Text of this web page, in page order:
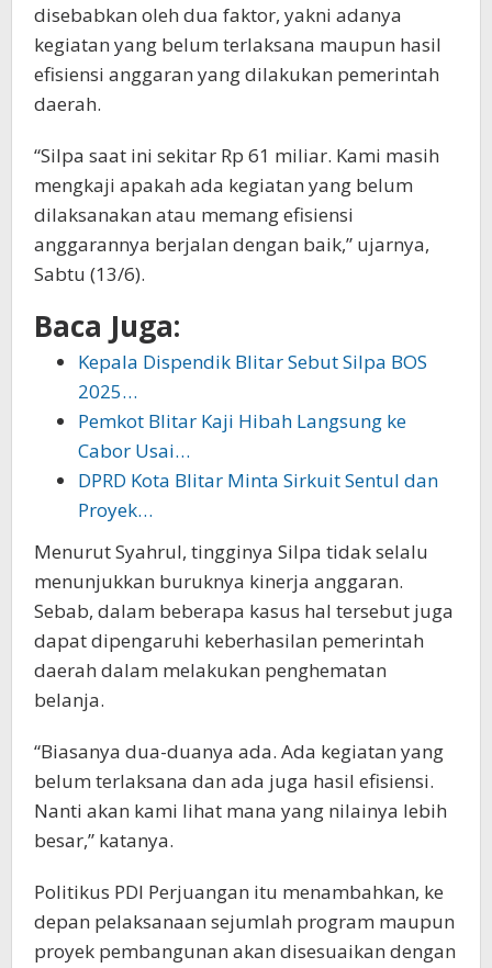
disebabkan oleh dua faktor, yakni adanya
kegiatan yang belum terlaksana maupun hasil
efisiensi anggaran yang dilakukan pemerintah
daerah.
“Silpa saat ini sekitar Rp 61 miliar. Kami masih
mengkaji apakah ada kegiatan yang belum
dilaksanakan atau memang efisiensi
anggarannya berjalan dengan baik,” ujarnya,
Sabtu (13/6).
Baca Juga:
Kepala Dispendik Blitar Sebut Silpa BOS
2025…
Pemkot Blitar Kaji Hibah Langsung ke
Cabor Usai…
DPRD Kota Blitar Minta Sirkuit Sentul dan
Proyek…
Menurut Syahrul, tingginya Silpa tidak selalu
menunjukkan buruknya kinerja anggaran.
Sebab, dalam beberapa kasus hal tersebut juga
dapat dipengaruhi keberhasilan pemerintah
daerah dalam melakukan penghematan
belanja.
“Biasanya dua-duanya ada. Ada kegiatan yang
belum terlaksana dan ada juga hasil efisiensi.
Nanti akan kami lihat mana yang nilainya lebih
besar,” katanya.
Politikus PDI Perjuangan itu menambahkan, ke
depan pelaksanaan sejumlah program maupun
proyek pembangunan akan disesuaikan dengan